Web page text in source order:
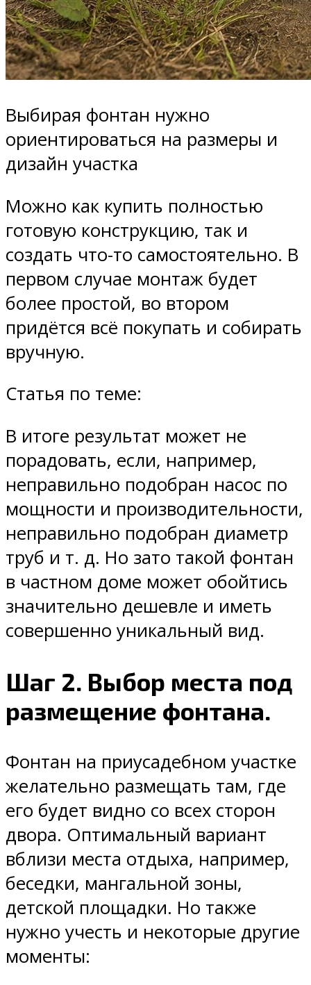
Выбирая фонтан нужно
ориентироваться на размеры и
дизайн участка
Можно как купить полностью
готовую конструкцию, так и
создать что-то самостоятельно. В
первом случае монтаж будет
более простой, во втором
придётся всё покупать и собирать
вручную.
Статья по теме:
В итоге результат может не
порадовать, если, например,
неправильно подобран насос по
мощности и производительности,
неправильно подобран диаметр
труб и т. д. Но зато такой фонтан
в частном доме может обойтись
значительно дешевле и иметь
совершенно уникальный вид.
Шаг 2. Выбор места под
размещение фонтана.
Фонтан на приусадебном участке
желательно размещать там, где
его будет видно со всех сторон
двора. Оптимальный вариант
вблизи места отдыха, например,
беседки, мангальной зоны,
детской площадки. Но также
нужно учесть и некоторые другие
моменты: